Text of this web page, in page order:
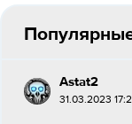
Astat2
31.03.2023